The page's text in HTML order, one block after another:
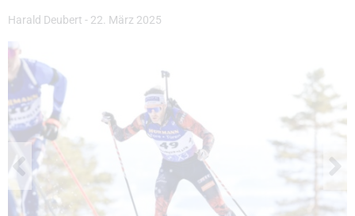
Harald Deubert - 22. März 2025